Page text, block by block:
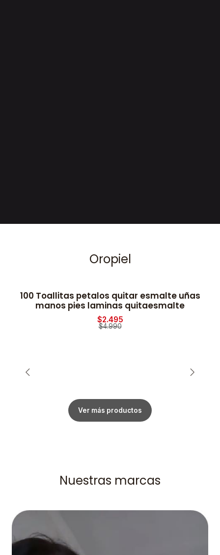
Oropiel
-50% OFF
100 Toallitas petalos quitar esmalte uñas
manos pies laminas quitaesmalte
$2.495
$4.990
Ver más productos
Nuestras marcas